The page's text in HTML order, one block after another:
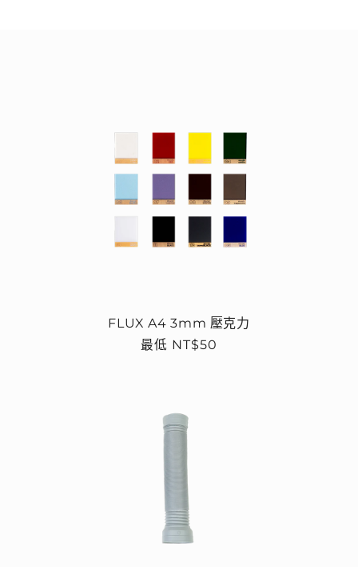
FLUX A4 3mm 壓克力
定
最低 NT$50